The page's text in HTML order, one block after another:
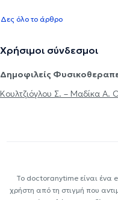
Δες όλο το άρθρο
Χρήσιμοι σύνδεσμοι
Δημοφιλείς
Κουλτζιόγλου Σ. – Μαδίκα Α.
Το doctoranytime είναι ένα
χρήστη από τη στιγμή που